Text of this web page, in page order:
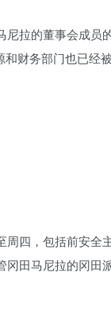
尼拉的董事会成员
和财务部门也已经
周四，包括前安全
冈田马尼拉的冈田